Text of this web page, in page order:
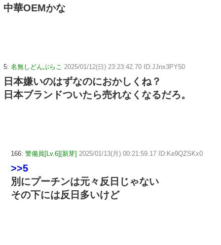
中華OEMかな
5: 名無しどんぶらこ 2025/01/12(日) 23:23:42.70 ID:JJnx3PY50
日本嫌いのはずなのにおかしくね？
日本ブランドついたら売れなくなるだろ。
166: 警備員[Lv.6][新芽] 2025/01/13(月) 00:21:59.17 ID:Ke9QZSKx0
>>5
別にプーチンは元々反日じゃない
その下には反日多いけど